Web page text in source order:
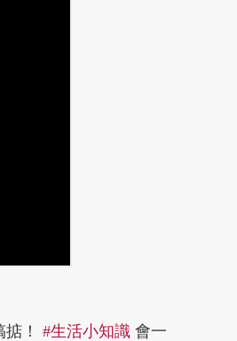
！ #生活小知識 會一